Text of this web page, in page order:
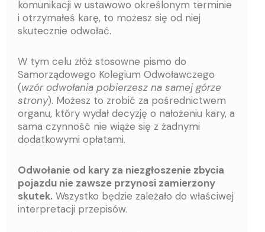
komunikacji w ustawowo określonym terminie
i otrzymałeś karę, to możesz się od niej
skutecznie odwołać.
W tym celu złóż stosowne pismo do
Samorządowego Kolegium Odwoławczego
(wzór odwołania pobierzesz na samej górze
strony). Możesz to zrobić za pośrednictwem
organu, który wydał decyzję o nałożeniu kary, a
sama czynność nie wiąże się z żadnymi
dodatkowymi opłatami.
Odwołanie od kary za niezgłoszenie zbycia
pojazdu nie zawsze przynosi zamierzony
skutek. Wszystko będzie zależało do właściwej
interpretacji przepisów.